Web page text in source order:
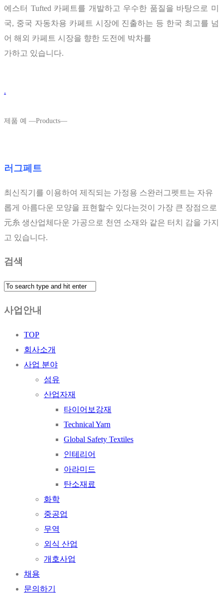
에스터 Tufted 카페트를 개발하고 우수한 품질을 바탕으로 미
국, 중국 자동차용 카페트 시장에 진출하는 등 한국 최고를 넘
어 해외 카페트 시장을 향한 도전에 박차를
가하고 있습니다.
.
제품 예 ―Products―
러그페트
최신직기를 이용하여 제직되는 가정용 스완러그펫트는 자유
롭게 아름다운 모양을 표현할수 있다는것이 가장 큰 장점으로
元糸 생산업체다운 가공으로 천연 소재와 같은 터치 감을 가지
고 있습니다.
검색
사업안내
TOP
회사소개
사업 분야
섬유
산업자재
타이어보강재
Technical Yarn
Global Safety Textiles
인테리어
아라미드
탄소재료
화학
중공업
무역
외식 산업
개호사업
채용
문의하기